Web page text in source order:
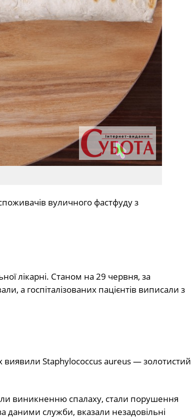
вуличного фастфуду з
лікарні. Станом на 29 червня, за
а госпіталізованих пацієнтів виписали з
виявили Staphylococcus aureus — золотистий
виникненню спалаху, стали порушення
даними служби, вказали незадовільні